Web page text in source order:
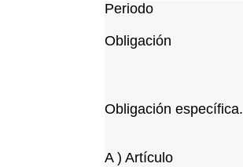
Periodo
Obligación
Obligación específica.
A ) Artículo